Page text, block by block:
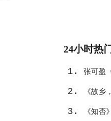
24小时热
1. 张可盈
之旅
2. 《故乡
3. 《知否